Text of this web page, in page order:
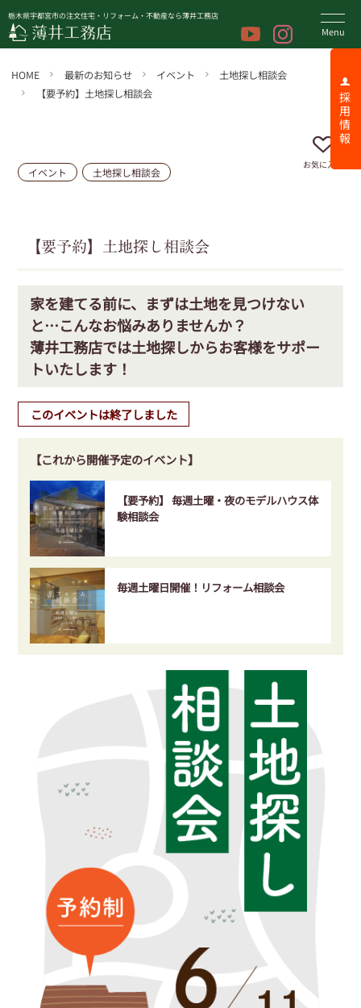
栃木県宇都宮市の注文住宅・リフォーム・不動産なら薄井工務店
採 用 情 報
HOME 最新のお知らせ イベント
土地探し相談会
【要予約】土地探し相談会
お気に入り
イベント 土地探し相談会
【要予約】土地探し相談会
家を建てる前に、まずは土地を見つけない
と…こんなお悩みありませんか？
薄井工務店では土地探しからお客様をサポー
トいたします！
このイベントは終了しました
【これから開催予定のイベント】
【要予約】 毎週土曜・夜のモデルハウス体
験相談会
毎週土曜日開催！リフォーム相談会